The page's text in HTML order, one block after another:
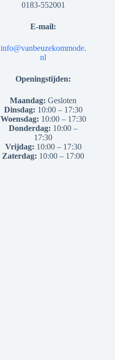
0183-552001
E-mail:
info@vanbeuzekommode.
nl
Openingstijden:
Maandag: Gesloten
Dinsdag: 10:00 – 17:30
Woensdag: 10:00 – 17:30
Donderdag: 10:00 –
17:30
Vrijdag: 10:00 – 17:30
Zaterdag: 10:00 – 17:00